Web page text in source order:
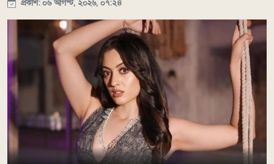
প্রকাশ: ০৬ আগস্ট, ২০২৬, ০৭:২৪